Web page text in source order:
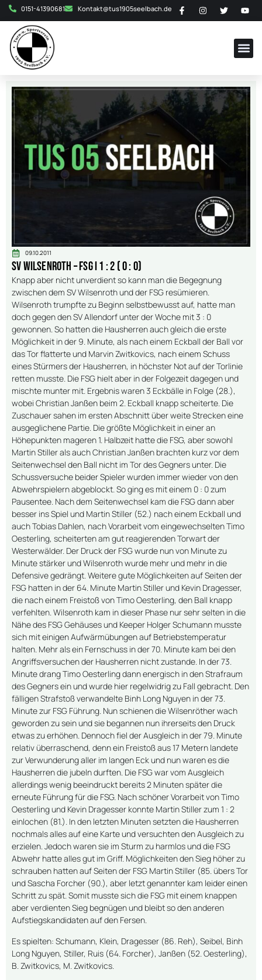
0151-41390681 Kontakt@tus1905seelbach.de
09.10.2011
SV Wilsenroth – FSG I 1 : 2 ( 0 : 0)
Knapp aber nicht unverdient so kann man die Begegnung
zwischen dem SV Wilsenroth und der FSG resümieren.
Wilsenroth trumpfte zu Beginn selbstbewusst auf, hatte man
doch gegen den SV Allendorf unter der Woche mit 3 : 0
gewonnen. So hatten die Hausherren auch gleich die erste
Möglichkeit in der 9. Minute, als nach einem Eckball der Ball vor
das Tor flatterte und Marvin Zwitkovics, nach einem Schuss
eines Stürmers der Hausherren, in höchster Not auf der Torlinie
retten musste. Die FSG hielt aber in der Folgezeit dagegen und
mischte munter mit. Ergebnis waren 3 Eckbälle in Folge (28.),
wobei Christian Janßen beim 2. Eckball knapp scheiterte. Die
Zuschauer sahen im ersten Abschnitt über weite Strecken eine
ausgeglichene Partie. Die größte Möglichkeit in einer an
Höhepunkten mageren 1. Halbzeit hatte die FSG, aber sowohl
Martin Stiller als auch Christian Janßen brachten kurz vor dem
Seitenwechsel den Ball nicht im Tor des Gegners unter. Die
Schussversuche beider Spieler wurden immer wieder von den
Abwehrspielern abgeblockt. So ging es mit einem 0 : 0 zum
Pausentee. Nach dem Seitenwechsel kam die FSG dann aber
besser ins Spiel und Martin Stiller (52.) nach einem Eckball und
auch Tobias Dahlen, nach Vorarbeit vom eingewechselten Timo
Oesterling, scheiterten am gut reagierenden Torwart der
Westerwälder. Der Druck der FSG wurde nun von Minute zu
Minute stärker und Wilsenroth wurde mehr und mehr in die
Defensive gedrängt. Weitere gute Möglichkeiten auf Seiten der
FSG hatten in der 64. Minute Martin Stiller und Kevin Dragesser,
die nach einem Freistoß von Timo Oesterling, den Ball knapp
verfehlten. Wilsenroth kam in dieser Phase nur sehr selten in die
Nähe des FSG Gehäuses und Keeper Holger Schumann musste
sich mit einigen Aufwärmübungen auf Betriebstemperatur
halten. Mehr als ein Fernschuss in der 70. Minute kam bei den
Angriffsversuchen der Hausherren nicht zustande. In der 73.
Minute drang Timo Oesterling dann energisch in den Strafraum
des Gegners ein und wurde hier regelwidrig zu Fall gebracht. Den
fälligen Strafstoß verwandelte Binh Long Nguyen in der 73.
Minute zur FSG Führung. Nun schienen die Wilsenröther wach
geworden zu sein und sie begannen nun ihrerseits den Druck
etwas zu erhöhen. Dennoch fiel der Ausgleich in der 79. Minute
relativ überraschend, denn ein Freistoß aus 17 Metern landete
zur Verwunderung aller im langen Eck und nun waren es die
Hausherren die jubeln durften. Die FSG war vom Ausgleich
allerdings wenig beeindruckt bereits 2 Minuten später die
erneute Führung für die FSG. Nach schöner Vorarbeit von Timo
Oesterling und Kevin Dragesser konnte Martin Stiller zum 1 : 2
einlochen (81.). In den letzten Minuten setzten die Hausherren
nochmals alles auf eine Karte und versuchten den Ausgleich zu
erzielen. Jedoch waren sie im Sturm zu harmlos und die FSG
Abwehr hatte alles gut im Griff. Möglichkeiten den Sieg höher zu
schrauben hatten auf Seiten der FSG Martin Stiller (85. übers Tor
und Sascha Forcher (90.), aber letzt genannter kam leider einen
Schritt zu spät. Somit musste sich die FSG mit einem knappen
aber verdienten Sieg begnügen und bleibt so den anderen
Aufstiegskandidaten auf den Fersen.
Es spielten: Schumann, Klein, Dragesser (86. Reh), Seibel, Binh
Long Nguyen, Stiller, Ruis (64. Forcher), Janßen (52. Oesterling),
B. Zwitkovics, M. Zwitkovics.